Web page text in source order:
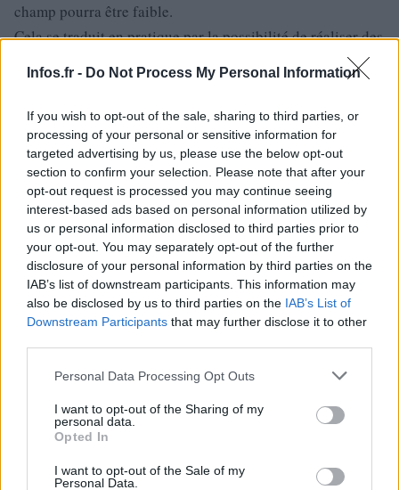
Infos.fr - Do Not Process My Personal Information
If you wish to opt-out of the sale, sharing to third parties, or
processing of your personal or sensitive information for
targeted advertising by us, please use the below opt-out
section to confirm your selection. Please note that after your
opt-out request is processed you may continue seeing
interest-based ads based on personal information utilized by
us or personal information disclosed to third parties prior to
your opt-out. You may separately opt-out of the further
disclosure of your personal information by third parties on the
IAB’s list of downstream participants. This information may
also be disclosed by us to third parties on the IAB’s List of
Downstream Participants that may further disclose it to other
Please note that this website/app uses one or more Google
not limited to your visit or usage behaviour. You may click to
grant or deny consent to Google and its third-party tags to
use your data for below specified purposes in below Google
consent section.
Personal Data Processing Opt Outs
I want to opt-out of the Sharing of my
personal data.
Opted In
I want to opt-out of the Sale of my
Personal Data.
champ pourra être faible.
Cela se traduit en pratique par la possibilité de réaliser des
portraits en ayant l’arrière plan du sujet flou, ce qui est du
plus bel effet, mais impossible à réaliser avec un petit
capteur.
Bonne résolution Exprimée en mégapixels, elle
correspond au nombre de pixels que comporte chaque
cliché.
Par exemple, 14 mégapixels signifie que chaquephoto
prise comportera 14 millions de pixels.
Plus ce nombre est élevé, plus la qualité de laphotolors
du tirage sera bonne.
Attention toutefois, le fait d’avoir autant de pixels que
dans cet exemple n’a pas de réel intérêt lorsqu’il s’agit
8 mégapixels sont largement suffisants pour une utilisation
courante.
Ne vous laissez pas charmer par l’argumentaire de la
Privilégiez l’optique et le capteur plutôt que la résolution